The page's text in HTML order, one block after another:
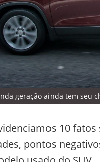
geração ainda tem seu
10
pontos